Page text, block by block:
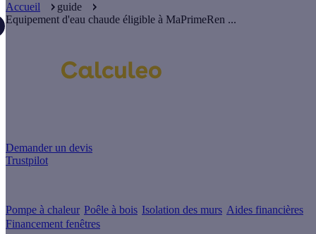
Accueil
guide
Equipement d'eau chaude éligible à MaPrimeRen ...
Demander un devis
Trustpilot
Pompe à chaleur Poêle à bois Isolation des murs Aides financières
Financement fenêtres